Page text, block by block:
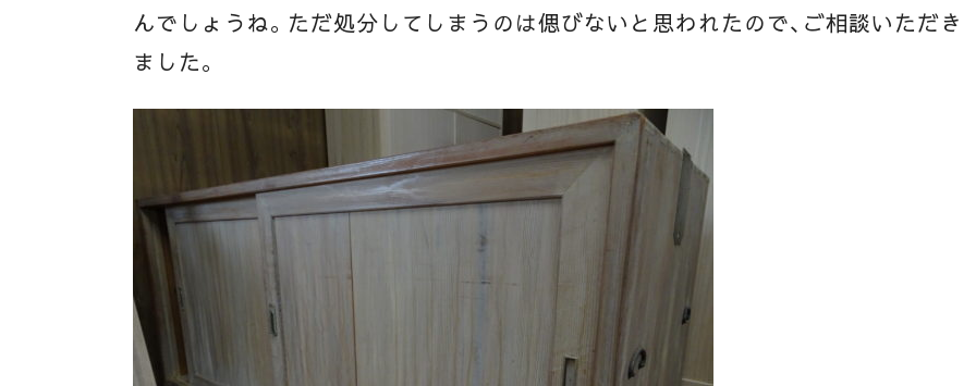
んでしょうね。ただ処分してしまうのは偲びないと思われたので、ご相談いただき
ました。